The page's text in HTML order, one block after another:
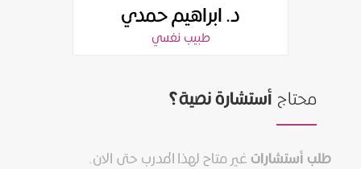
د. ابراهيم حمدي
طبيب نفسي
محتاج أستشارة نصية؟
طلب أستشارات غير متاح لهذا المدرب حتى الان.